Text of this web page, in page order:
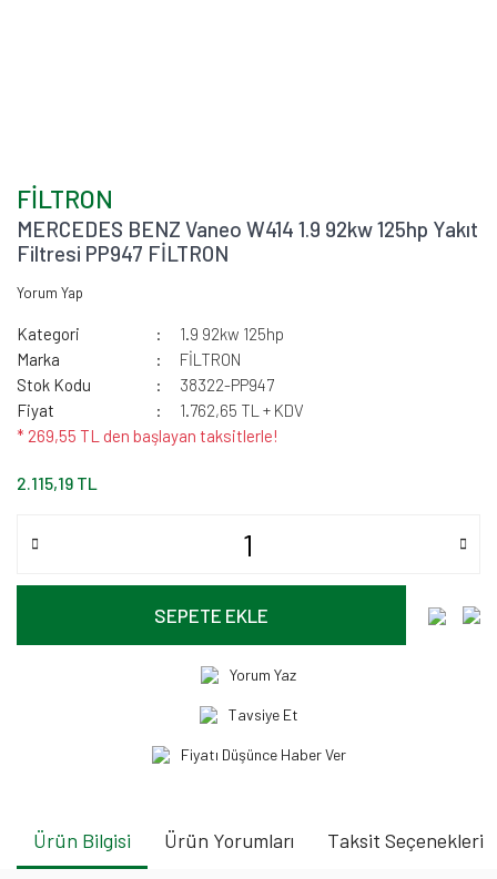
FİLTRON
MERCEDES BENZ Vaneo W414 1.9 92kw 125hp Yakıt
Filtresi PP947 FİLTRON
Yorum Yap
Kategori
1.9 92kw 125hp
Marka
FİLTRON
Stok Kodu
38322-PP947
Fiyat
1.762,65 TL + KDV
* 269,55 TL den başlayan taksitlerle!
2.115,19 TL
SEPETE EKLE
Yorum Yaz
Tavsiye Et
Fiyatı Düşünce Haber Ver
Ürün Bilgisi Ürün Yorumları Taksit Seçenekleri